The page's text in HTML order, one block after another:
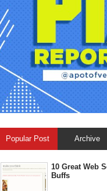
Popular Post Archive
10 Great Web
Buffs